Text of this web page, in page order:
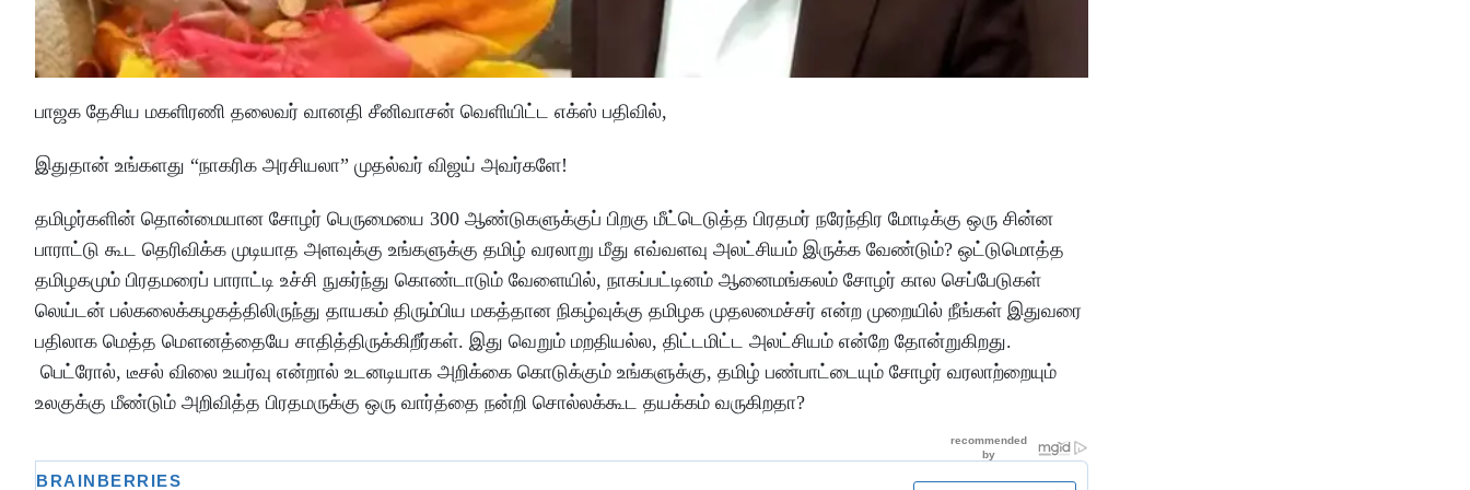
பாஜக தேசிய மகளிரணி தலைவர் வானதி சீனிவாசன் வெளியிட்ட எக்ஸ் பதிவில்,
இதுதான் உங்களது “நாகரிக அரசியலா” முதல்வர் விஜய் அவர்களே!
தமிழர்களின் தொன்மையான சோழர் பெருமையை 300 ஆண்டுகளுக்குப் பிறகு மீட்டெடுத்த பிரதமர் நரேந்திர மோடிக்கு ஒரு சின்ன
பாராட்டு கூட தெரிவிக்க முடியாத அளவுக்கு உங்களுக்கு தமிழ் வரலாறு மீது எவ்வளவு அலட்சியம் இருக்க வேண்டும்? ஒட்டுமொத்த
தமிழகமும் பிரதமரைப் பாராட்டி உச்சி நுகர்ந்து கொண்டாடும் வேளையில், நாகப்பட்டினம் ஆனைமங்கலம் சோழர் கால செப்பேடுகள்
லெய்டன் பல்கலைக்கழகத்திலிருந்து தாயகம் திரும்பிய மகத்தான நிகழ்வுக்கு தமிழக முதலமைச்சர் என்ற முறையில் நீங்கள் இதுவரை
பதிலாக மெத்த மௌனத்தையே சாதித்திருக்கிறீர்கள். இது வெறும் மறதியல்ல, திட்டமிட்ட அலட்சியம் என்றே தோன்றுகிறது.
பெட்ரோல், டீசல் விலை உயர்வு என்றால் உடனடியாக அறிக்கை கொடுக்கும் உங்களுக்கு, தமிழ் பண்பாட்டையும் சோழர் வரலாற்றையும்
உலகுக்கு மீண்டும் அறிவித்த பிரதமருக்கு ஒரு வார்த்தை நன்றி சொல்லக்கூட தயக்கம் வருகிறதா?